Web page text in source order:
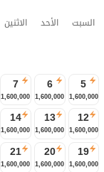
السبت الأحد الاثنين
5
1,600,000
6
1,600,000
7
1,600,000
12
1,600,000
13
1,600,000
14
1,600,000
19
1,600,000
20
1,600,000
21
1,600,000